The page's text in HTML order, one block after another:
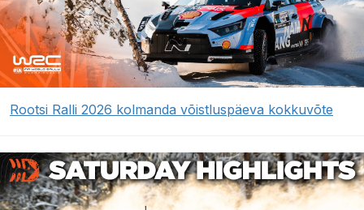
Rootsi Ralli 2026 kolmanda võistluspäeva kokkuvõte